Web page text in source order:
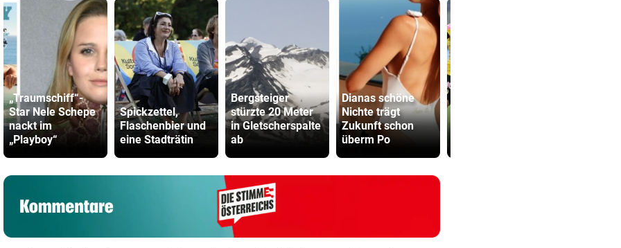
„Traumschiff“-
Star Nele Schepe
nackt im
„Playboy“
Spickzettel,
Flaschenbier und
eine Stadträtin
Bergsteiger
stürzte 20 Meter
in Gletscherspalte
ab
Dianas schöne
Nichte trägt
Zukunft schon
überm Po